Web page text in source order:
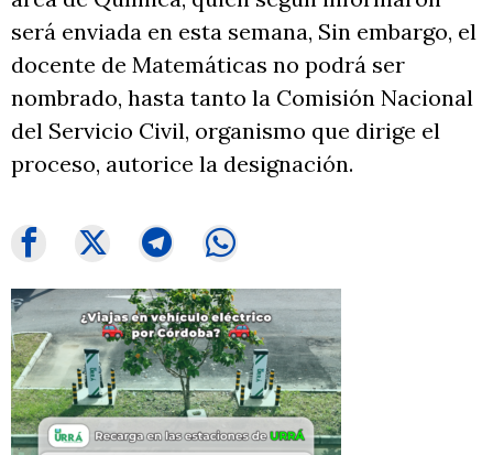
será enviada en esta semana, Sin embargo, el
docente de Matemáticas no podrá ser
nombrado, hasta tanto la Comisión Nacional
del Servicio Civil, organismo que dirige el
proceso, autorice la designación.